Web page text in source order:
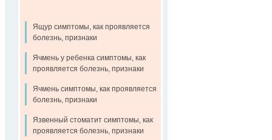
Ящур симптомы, как проявляется
болезнь, признаки
Ячмень у ребенка симптомы, как
проявляется болезнь, признаки
Ячмень симптомы, как проявляется
болезнь, признаки
Язвенный стоматит симптомы, как
проявляется болезнь, признаки